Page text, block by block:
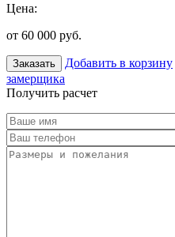
Цена:
от 60 000 руб.
Заказать Добавить в корзину
замерщика
Получить расчет